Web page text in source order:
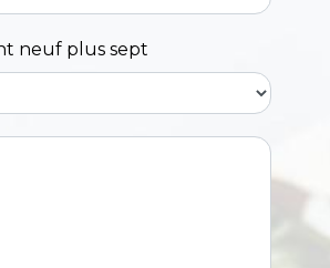
neuf plus sept